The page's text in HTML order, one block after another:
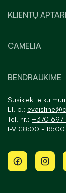
KLIENTŲ
CAMELIA
BENDRAUKIME
Susisiekite su
El. p.:
Tel. nr.: +370
I-V 08:00 - 18:00